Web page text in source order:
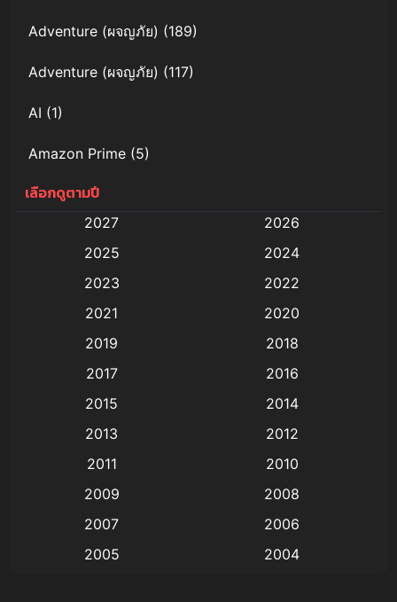
Adventure (ผจญภัย) (189)
Adventure (ผจญภัย) (117)
AI (1)
Amazon Prime (5)
Anal (ประตูหลัง)
Animation การ์ตูน
Animation อนิเมะ
Animation แอนิเมชัน
(9)
Big tits (นมใหญ่)
Bitch (ผู้หญิงร่าน)
เลือกดูตามปี
2027
2026
2025
2024
2023
2022
2021
2020
2019
2018
2017
2016
2015
2014
2013
2012
2011
2010
2009
2008
2007
2006
2005
2004